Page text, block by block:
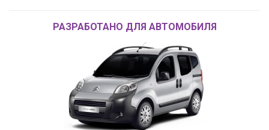
РАЗРАБОТАНО ДЛЯ АВТОМОБИЛЯ